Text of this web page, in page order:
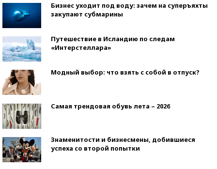
Бизнес уходит под воду: зачем на суперъяхты
закупают субмарины
Путешествие в Исландию по следам
«Интерстеллара»
Модный выбор: что взять с собой в отпуск?
Самая трендовая обувь лета – 2026
Знаменитости и бизнесмены, добившиеся
успеха со второй попытки